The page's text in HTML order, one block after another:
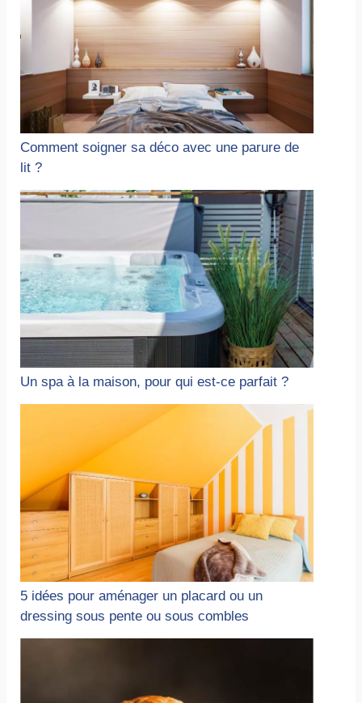
Comment soigner sa déco avec une parure de
lit ?
Un spa à la maison, pour qui est-ce parfait ?
5 idées pour aménager un placard ou un
dressing sous pente ou sous combles